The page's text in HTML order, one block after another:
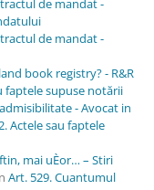
de mandat -
de mandat -
book registry? - R&R
faptele supuse notării
- Avocat in
Actele sau faptele
mai uÈor… – Stiri
Art. 529. Cuantumul